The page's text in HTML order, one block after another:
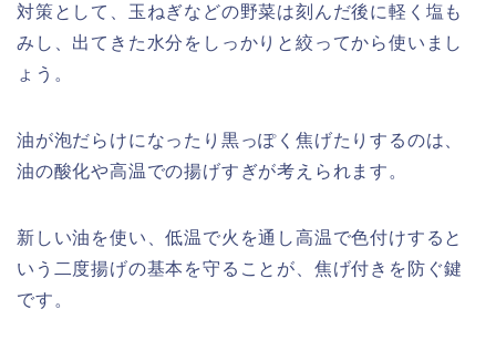
対策として、玉ねぎなどの野菜は刻んだ後に軽く塩も
みし、出てきた水分をしっかりと絞ってから使いまし
ょう。
油が泡だらけになったり黒っぽく焦げたりするのは、
油の酸化や高温での揚げすぎが考えられます。
新しい油を使い、低温で火を通し高温で色付けすると
いう二度揚げの基本を守ることが、焦げ付きを防ぐ鍵
です。